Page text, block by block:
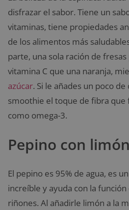
disfrazar el sabor. Tiene un
vitaminas, tiene propiedades
de los alimentos más
parte, una sola ración de
vitamina C que una naranja,
azúcar. Si le añades un poco de
smoothie el toque de fibra
como omega-3.
Pepino con limón
El pepino es 95% de agua, es
increíble y ayuda con la
riñones. Al añadirle limón a la